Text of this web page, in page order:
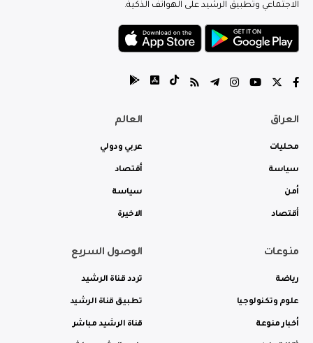
الاجتماعي وتطبيق الرشيد على الهواتف الذكية.
العراق
محليات
سياسة
أمن
أقتصاد
العالم
عربي ودولي
أقتصاد
سياسة
الاخيرة
منوعات
رياضة
علوم وتكنولوجيا
أخبار منوعة
الوصول السريع
تردد قناة الرشيد
تطبيق قناة الرشيد
قناة الرشيد مباشر